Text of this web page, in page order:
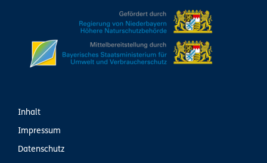
Inhalt
Impressum
Datenschutz